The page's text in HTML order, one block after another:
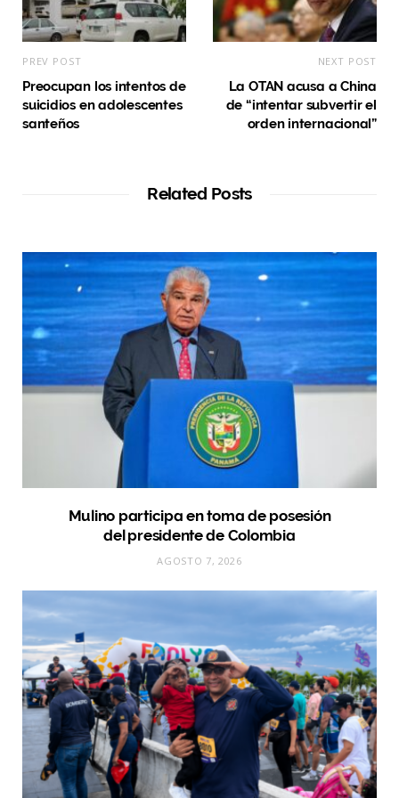
PREV POST
Preocupan los intentos de
suicidios en adolescentes
santeños
NEXT POST
La OTAN acusa a China
de “intentar subvertir el
orden internacional”
Related Posts
Mulino participa en toma de posesión
del presidente de Colombia
AGOSTO 7, 2026